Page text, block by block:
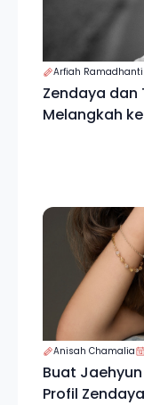
Arfiah Ramadhanti
Zendaya dan
Melangkah
Anisah Chamalia
Buat Jaehyun
Profil Zendaya